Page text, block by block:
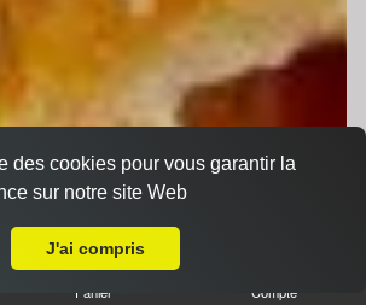
Panier Compte
des cookies pour vous garantir la
sur notre site Web
J'ai compris